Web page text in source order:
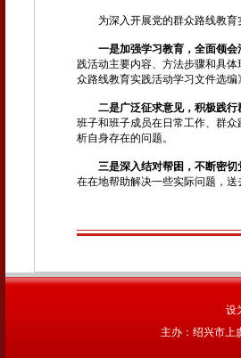
为深入开展党的群众路线教
一是加强学习教育，全面领会
践活动主要内容、方法步骤和具
众路线教育实践活动学习文件选
二是广泛征求意见，积极践行
班子和班子成员在日常工作、群
析自身存在的问题。
三是深入结对帮困，不断密切
在在地帮助解决一些实际问题，送
设
主办：绍兴市上